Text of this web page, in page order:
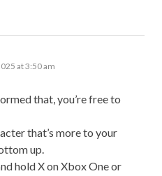
at 3:50 am
that, you’re free to
that’s more to your
up.
hold X on Xbox One or